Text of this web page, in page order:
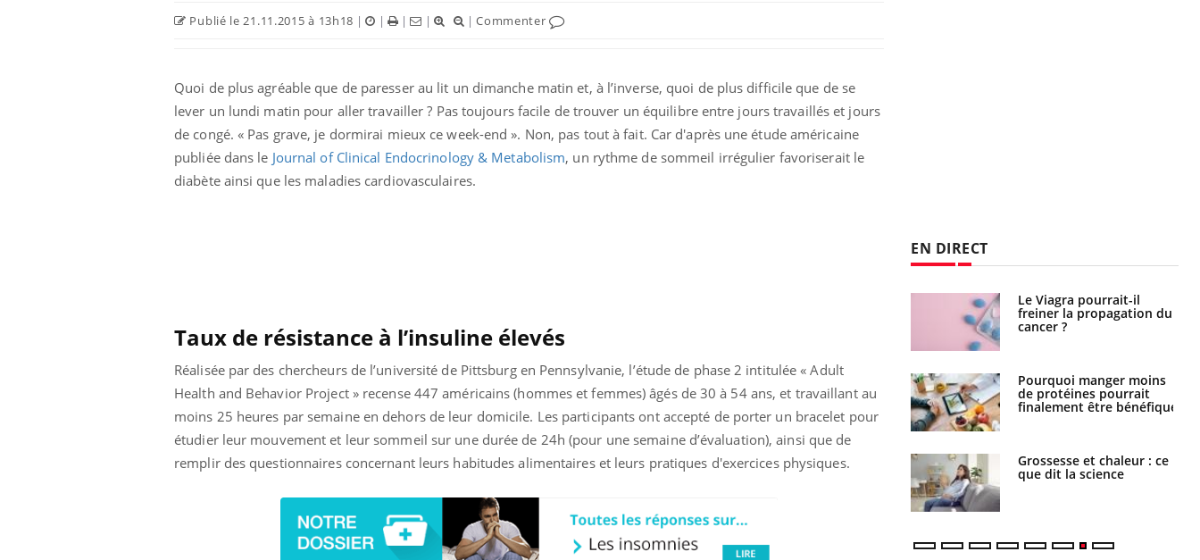
Publié le 21.11.2015 à 13h18 | | | | |Commenter
Quoi de plus agréable que de paresser au lit un dimanche matin et, à l’inverse, quoi de plus difficile que de se
lever un lundi matin pour aller travailler ? Pas toujours facile de trouver un équilibre entre jours travaillés et jours
de congé. « Pas grave, je dormirai mieux ce week-end ». Non, pas tout à fait. Car d'après une étude américaine
publiée dans le Journal of Clinical Endocrinology & Metabolism, un rythme de sommeil irrégulier favoriserait le
diabète ainsi que les maladies cardiovasculaires.
Taux de résistance à l’insuline élevés
Réalisée par des chercheurs de l’université de Pittsburg en Pennsylvanie, l’étude de phase 2 intitulée « Adult
Health and Behavior Project » recense 447 américains (hommes et femmes) âgés de 30 à 54 ans, et travaillant au
moins 25 heures par semaine en dehors de leur domicile. Les participants ont accepté de porter un bracelet pour
étudier leur mouvement et leur sommeil sur une durée de 24h (pour une semaine d’évaluation), ainsi que de
remplir des questionnaires concernant leurs habitudes alimentaires et leurs pratiques d'exercices physiques.
EN DIRECT
empiète de plus en plus
sur nos soirées
Cancer colorectal : une
stratégie simple aurait
changé la donne au Pays
basque
Chikungunya, dengue,
West Nile : que se passe-
Cytomégalovirus : ce qui
change dans la prise en
enceintes
La sieste empêche-t-elle
de dormir la nuit ?
Pourquoi votre ventre
gâche-t-il les premiers
Fortes chaleurs :
pourquoi le risque de
Le Viagra pourrait-il
freiner la propagation du
cancer ?
Pourquoi manger moins
de protéines pourrait
finalement être bénéfique
Grossesse et chaleur : ce
que dit la science